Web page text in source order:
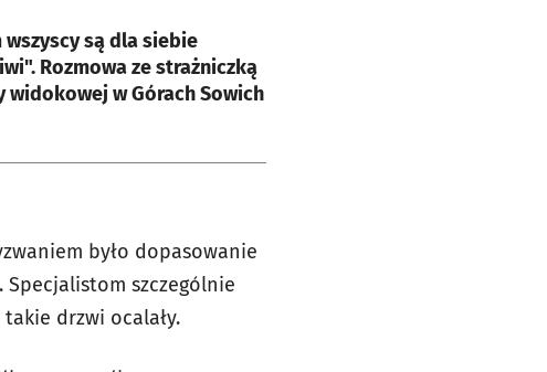
wszyscy są dla siebie
Rozmowa ze strażniczką
widokowej w Górach Sowich
było dopasowanie
szczególnie
drzwi ocalały.